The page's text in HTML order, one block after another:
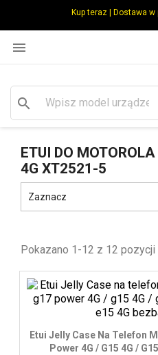
Kup teraz | Dostawa w

search
ETUI DO
4G XT2521-5
Zaznacz
Pokazano 1-12 z 12 pozycji
Etui Jelly Case Na Telefon
Power 4G / G15 4G /